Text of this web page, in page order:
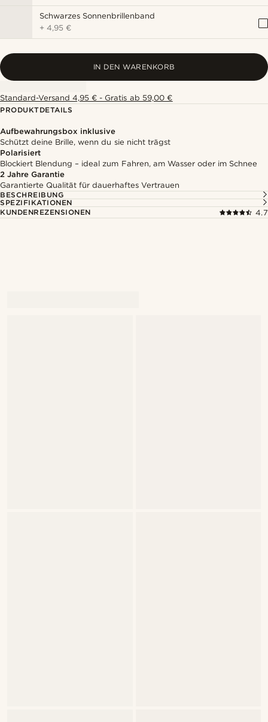
Schwarzes Sonnenbrillenband
+4,95 €
IN DEN WARENKORB
Standard-Versand 4,95 € - Gratis ab 59,00 €
PRODUKTDETAILS
Aufbewahrungsbox inklusive
Schützt deine Brille, wenn du sie nicht trägst
Polarisiert
Blockiert Blendung – ideal zum Fahren, am Wasser oder im Schnee
2 Jahre Garantie
Garantierte Qualität für dauerhaftes Vertrauen
BESCHREIBUNG
SPEZIFIKATIONEN
KUNDENREZENSIONEN
4.7